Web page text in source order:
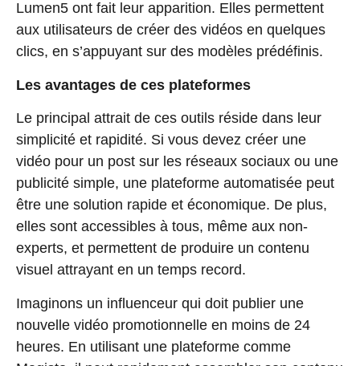
Lumen5 ont fait leur apparition. Elles permettent
aux utilisateurs de créer des vidéos en quelques
clics, en s’appuyant sur des modèles prédéfinis.
Les avantages de ces plateformes
Le principal attrait de ces outils réside dans leur
simplicité et rapidité. Si vous devez créer une
vidéo pour un post sur les réseaux sociaux ou une
publicité simple, une plateforme automatisée peut
être une solution rapide et économique. De plus,
elles sont accessibles à tous, même aux non-
experts, et permettent de produire un contenu
visuel attrayant en un temps record.
Imaginons un influenceur qui doit publier une
nouvelle vidéo promotionnelle en moins de 24
heures. En utilisant une plateforme comme